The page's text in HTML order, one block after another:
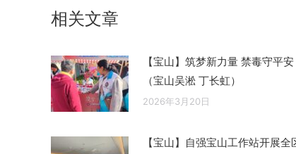
章：
相关文章
【宝山】筑梦新力量 禁毒守平安
（宝山吴淞 丁长虹）
2026年3月20日
【宝山】自强宝山工作站开展全